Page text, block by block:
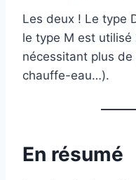
Les deux ! Le type
le type M est utilisé
nécessitant plus
chauffe-eau…).
En résumé